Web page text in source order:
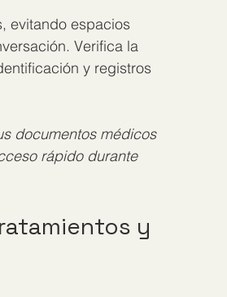
evitando espacios
Verifica la
y registros
documentos médicos
rápido durante
y